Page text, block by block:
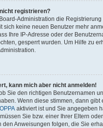
registrieren?
Administration die Registrierung
sich keine neuen Benutzer mehr
Ihre IP-Adresse oder der
gesperrt wurden. Um Hilfe zu
kann mich aber nicht anmelden!
Sie den richtigen Benutzernamen
Wenn diese stimmen, dann gibt
aktiviert ist und Sie angegeben
Sie bzw. einer Ihrer Eltern
den Anweisungen folgen, die Sie